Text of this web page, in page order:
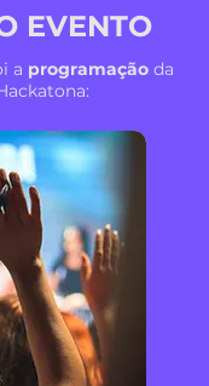
EVENTO
a programação da